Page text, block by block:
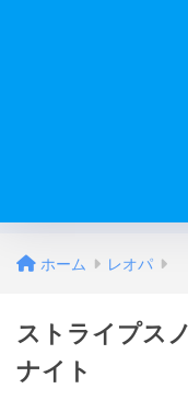
ホーム レオパ
ストライプス
ナイト